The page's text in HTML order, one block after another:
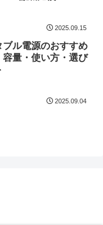
2025.09.15
ブル電源のおすすめ
容量・使い方・選び
2025.09.04